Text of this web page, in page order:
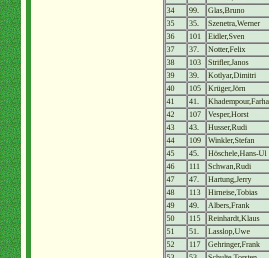
34
99. Glas,Bruno
35
35. Szenetra,Werner
36
101 Eidler,Sven
37
37. Notter,Felix
38
103 Strifler,Janos
39
39. Kotlyar,Dimitri
40
105 Krüger,Jörn
41
41. Khadempour,Farha
42
107 Vesper,Horst
43
43. Husser,Rudi
44
109 Winkler,Stefan
45
45. Höschele,Hans-Ul
46
111 Schwan,Rudi
47
47. Hartung,Jerry
48
113 Hirneise,Tobias
49
49. Albers,Frank
50
115 Reinhardt,Klaus
51
51. Lasslop,Uwe
52
117 Gehringer,Frank